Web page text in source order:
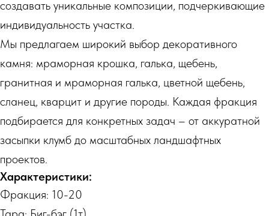
создавать уникальные композиции, подчеркивающие
индивидуальность участка.
Мы предлагаем широкий выбор декоративного
камня: мраморная крошка, галька, щебень,
гранитная и мраморная галька, цветной щебень,
сланец, кварцит и другие породы. Каждая фракция
подбирается для конкретных задач – от аккуратной
засыпки клумб до масштабных ландшафтных
проектов.
Характеристики:
Фракция: 10-20